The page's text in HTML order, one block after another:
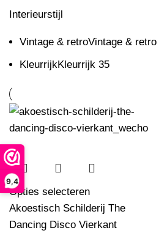
9,4
Interieurstijl
Vintage & retroVintage & retro
KleurrijkKleurrijk 35
Opties selecteren
Akoestisch Schilderij The
Dancing Disco Vierkant